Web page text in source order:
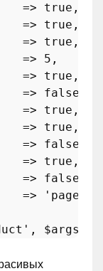
=>
true ,
=>
true ,
=>
true ,
=>
5 ,
=>
true ,
=>
false
=>
true ,
=>
true ,
   =>
false
=>
true ,
=>
false
=>
'page'
, $args